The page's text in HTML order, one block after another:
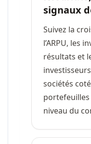
signaux
Suivez la
l’ARPU, les
résultats et
sociétés
portefeuilles
niveau du